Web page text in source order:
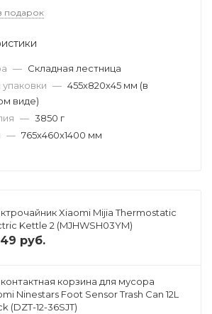
подарок
— Складная лестница
— 455х820х45 мм (в
виде)
— 3850 г
— 765х460х1400 мм
Xiaomi Mijia Thermostatic
Kettle 2 (MJHWSH03YM)
руб.
корзина для мусора
Ninestars Foot Sensor Trash Can 12L
(DZT-12-36SJT)